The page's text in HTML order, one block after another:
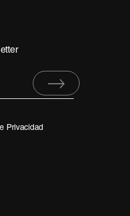
Privacidad